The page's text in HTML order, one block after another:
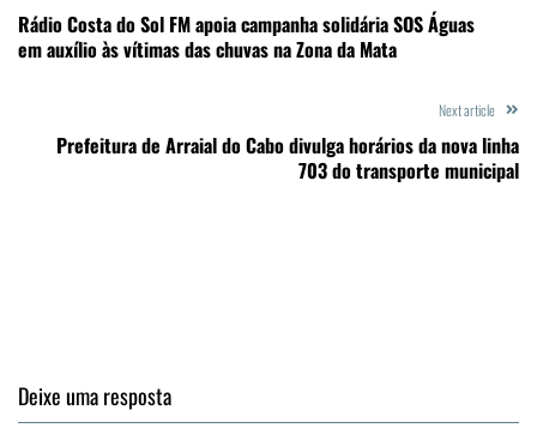
Rádio Costa do Sol FM apoia campanha solidária SOS Águas
em auxílio às vítimas das chuvas na Zona da Mata
Next article
Prefeitura de Arraial do Cabo divulga horários da nova linha
703 do transporte municipal
Deixe uma resposta